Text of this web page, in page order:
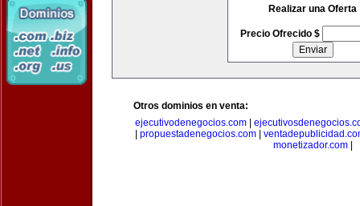
Realizar una Oferta
Precio Ofrecido $
Otros dominios en venta:
ejecutivodenegocios.com|
propuestadenegocios.com
monetizador.com|